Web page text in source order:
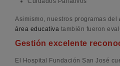
Asimismo, nuestros programas del
área educativa también fueron
Gestión excelente
El Hospital Fundación San José